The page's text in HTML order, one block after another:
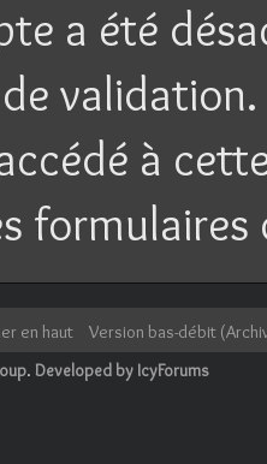
a été
validation.
à
en haut
Version bas-débit
. Developed by IcyForums